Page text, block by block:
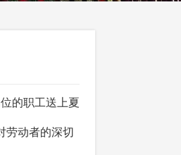
的职工送上夏
劳动者的深切